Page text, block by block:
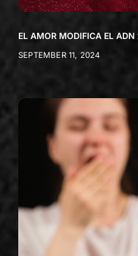
EL AMOR MODIFICA EL ADN
SEPTEMBER 11, 2024